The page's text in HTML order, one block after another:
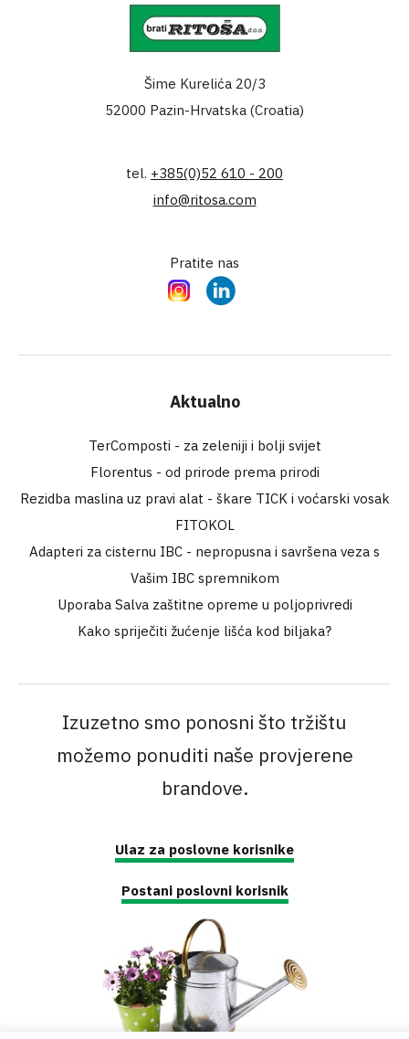
Šime Kurelića 20/3
52000 Pazin-Hrvatska (Croatia)
tel. +385(0)52 610 - 200
info@ritosa.com
Pratite nas
InstagramLinkedIn
Aktualno
TerComposti - za zeleniji i bolji svijet
Florentus - od prirode prema prirodi
Rezidba maslina uz pravi alat - škare TICK i voćarski vosak
FITOKOL
Adapteri za cisternu IBC - nepropusna i savršena veza s
Vašim IBC spremnikom
Uporaba Salva zaštitne opreme u poljoprivredi
Kako spriječiti žućenje lišća kod biljaka?
Izuzetno smo ponosni što tržištu
možemo ponuditi naše provjerene
brandove.
Ulaz za poslovne korisnike
Postani poslovni korisnik